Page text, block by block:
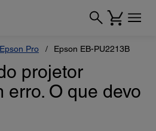
Epson Pro Epson EB-PU2213B
projetor
erro. O que devo